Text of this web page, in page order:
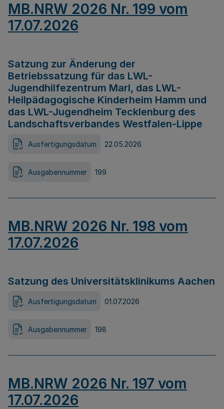
MB.NRW 2026 Nr. 199 vom
17.07.2026
Satzung zur Änderung der
Betriebssatzung für das LWL-
Jugendhilfezentrum Marl, das LWL-
Heilpädagogische Kinderheim Hamm und
das LWL-Jugendheim Tecklenburg des
Landschaftsverbandes Westfalen-Lippe
Ausfertigungsdatum 22.05.2026
Ausgabennummer 199
MB.NRW 2026 Nr. 198 vom
17.07.2026
Satzung des Universitätsklinikums Aachen
Ausfertigungsdatum 01.07.2026
Ausgabennummer 198
MB.NRW 2026 Nr. 197 vom
17.07.2026